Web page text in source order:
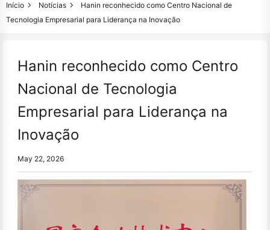
Início Notícias
Hanin reconhecido como Centro Nacional de
Tecnologia Empresarial para Liderança na Inovação
Hanin reconhecido como Centro
Nacional de Tecnologia
Empresarial para Liderança na
Inovação
May 22, 2026